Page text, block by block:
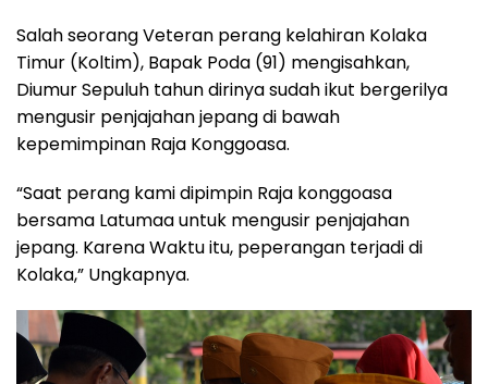
Salah seorang Veteran perang kelahiran Kolaka
Timur (Koltim), Bapak Poda (91) mengisahkan,
Diumur Sepuluh tahun dirinya sudah ikut bergerilya
mengusir penjajahan jepang di bawah
kepemimpinan Raja Konggoasa.
“Saat perang kami dipimpin Raja konggoasa
bersama Latumaa untuk mengusir penjajahan
jepang. Karena Waktu itu, peperangan terjadi di
Kolaka,” Ungkapnya.